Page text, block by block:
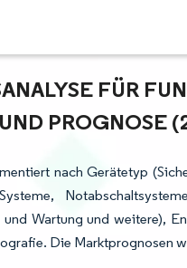
FÜR
PROGNOSE
nach Gerätetyp
Wartung und weitere),
Die Marktprognosen